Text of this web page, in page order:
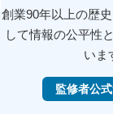
創業90年以上の歴
して情報の公平性
いま
監修者公